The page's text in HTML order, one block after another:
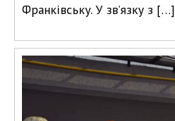
Франківську. У зв’язку з […]